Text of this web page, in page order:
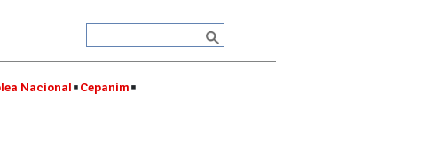
Nacional Cepanim